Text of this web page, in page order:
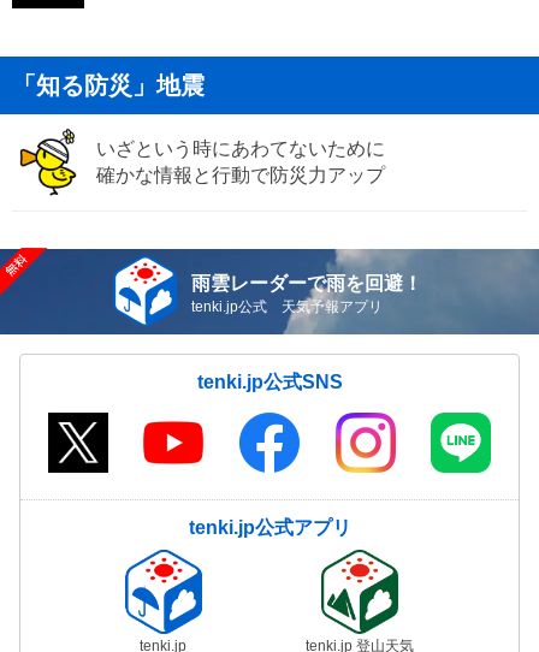
「知る防災」地震
いざという時にあわてないために
確かな情報と行動で防災力アップ
雨雲レーダーで雨を回避！
tenki.jp公式 天気予報アプリ
tenki.jp公式SNS
tenki.jp公式アプリ
tenki.jp tenki.jp 登山天気